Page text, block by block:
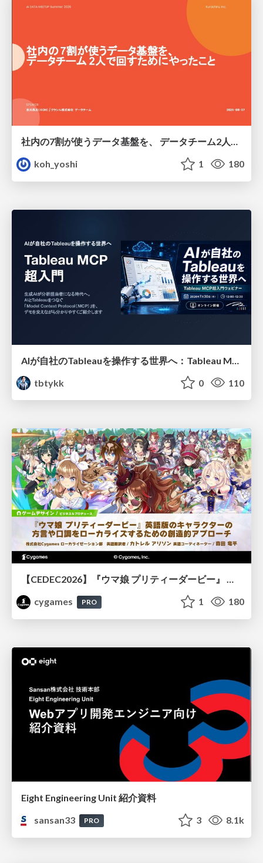
社内の7割が使うデータ基盤を、 データチーム2人で回すためにやったこと
koh_yoshi
1 180
tbtykk
0 110
【CEDEC2026】『ウマ娘 プリティーダービー』 英語版のキャラクターの方言や口調をローカライズするための創造的アプローチ
cygames
PRO 1 180
Eight Engineering Unit 紹介資料
sansan33
PRO 3 8.1k